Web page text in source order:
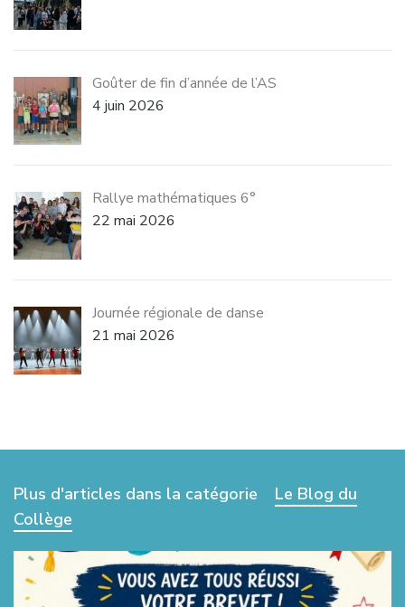
Goûter de fin d’année de l’AS
4 juin 2026
Rallye mathématiques 6°
22 mai 2026
Journée régionale de danse
21 mai 2026
Plus d'articles dans la catégorie
Le Blog du
Collège